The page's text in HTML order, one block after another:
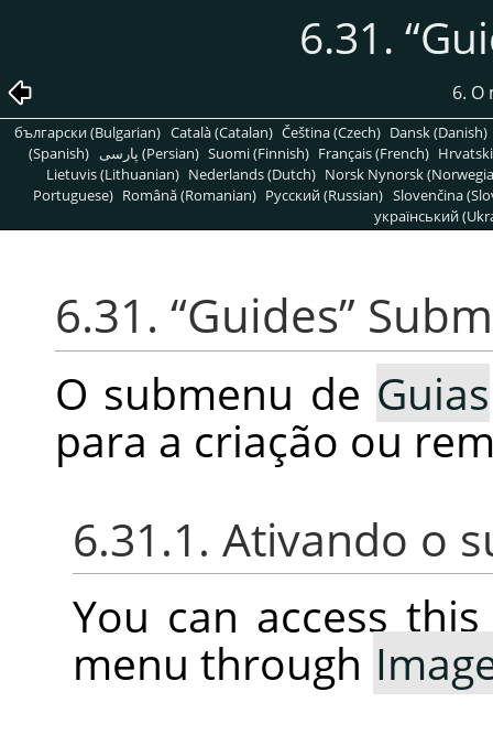
6.31. “
6.
български (Bulgarian) Català (Catalan) Čeština (Czech) Dansk (Danish)
(Spanish)
پارسی (Persian) Suomi (Finnish) Français (French)
Lietuvis (Lithuanian) Nederlands (Dutch) Norsk Nynorsk
Portuguese) Română (Romanian) Pусский (Russian) Slovenčina
український
6.31. “Guides”
O submenu de Guias
para a criação ou
6.31.1. Ativando o
You can access
menu through